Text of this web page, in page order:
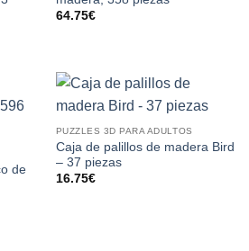
64.75€
de
PUZZLES 3D PARA ADULTOS
Caja de palillos de madera Bird
– 37 piezas
16.75€